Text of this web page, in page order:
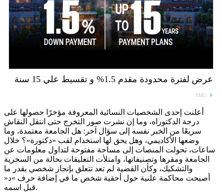
عرض لفترة محدودة مقدم 1.5% و تقسيط علي 15 سنة
TMG
أعلنت إحدى الشخصيات النسائية المعروفة مؤخرًا حصولها على
درجة الدكتوراه، وما إن نشرت صور التخرج حتى انتقل النقاش
سريعًا من الخبر نفسه إلى سؤال آخر: هل الجامعة معتمدة، وما
وضعها الأكاديمي، وهل يحق لها استخدام لقب «دكتورة«؟ خلال
ساعات، تحولت المنصات إلى مساحة مفتوحة لتداول معلومات عن
الجامعة ومقرها وتصنيفاتها، وامتلأت التعليقات بحالة من السخرية
والتشكيك، وكأن القضية لم تعد تتعلق بإنجاز شخصي بقدر ما
أصبحت محاكمة علنية حول أحقية شخص ما في إضافة حرف »د«
قبل اسمه.